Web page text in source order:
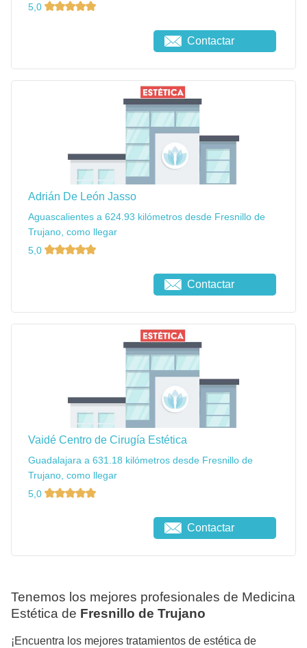
5,0
Contactar
Adrián De León Jasso
Aguascalientes a 624.93 kilómetros desde Fresnillo de
Trujano, como llegar
5,0
Contactar
Vaidé Centro de Cirugía Estética
Guadalajara a 631.18 kilómetros desde Fresnillo de
Trujano, como llegar
5,0
Contactar
Tenemos los mejores profesionales de Medicina
Estética de Fresnillo de Trujano
¡Encuentra los mejores tratamientos de estética de